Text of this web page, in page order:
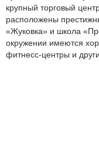
крупный торговый
расположены
«Жуковка» и школа
окружении имеются
фитнесс-центры и